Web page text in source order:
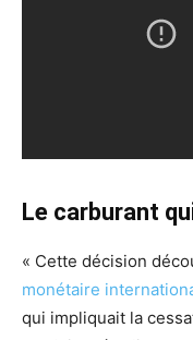
Le carburant
« Cette décision
monétaire
qui impliquait la